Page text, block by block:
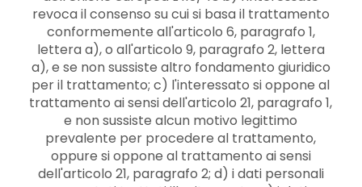
revoca il consenso su cui si basa il trattamento
conformemente all'articolo 6, paragrafo 1,
lettera a), o all'articolo 9, paragrafo 2, lettera
a), e se non sussiste altro fondamento giuridico
per il trattamento; c) l'interessato si oppone al
trattamento ai sensi dell'articolo 21, paragrafo 1,
e non sussiste alcun motivo legittimo
prevalente per procedere al trattamento,
oppure si oppone al trattamento ai sensi
dell'articolo 21, paragrafo 2; d) i dati personali